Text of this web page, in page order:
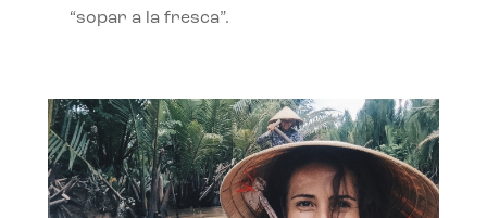
“sopar a la fresca”.